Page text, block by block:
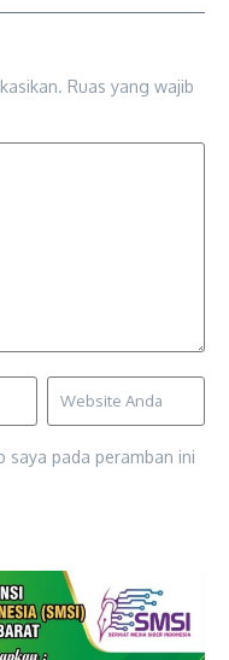
Ruas yang wajib
saya pada peramban ini